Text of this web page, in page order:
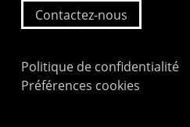
Contactez-nous
Politique de confidentialité
Préférences cookies